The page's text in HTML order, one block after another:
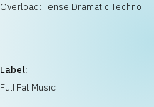
Overload: Tense Dramatic Techno
Label:
Full Fat Music